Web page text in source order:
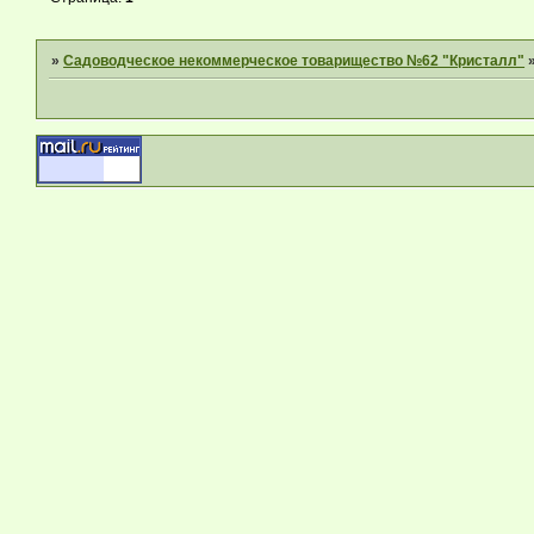
»Садоводческое некоммерческое товарищество №62 "Кристалл"